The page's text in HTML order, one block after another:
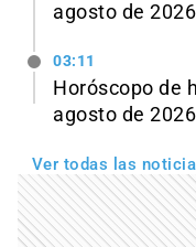
agosto de 2026
03:11
Horóscopo de
agosto de 2026
Ver todas las